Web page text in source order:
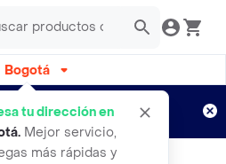
Bogotá
tu dirección en
. Mejor servicio,
más rápidas y
por semanas
Aplican TyC